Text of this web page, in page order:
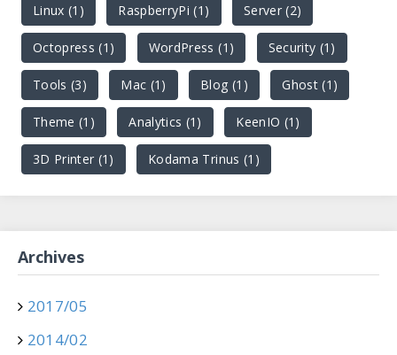
Linux (1) RaspberryPi (1) Server (2)
Octopress (1) WordPress (1) Security (1)
Tools (3) Mac (1) Blog (1) Ghost (1)
Theme (1) Analytics (1) KeenIO (1)
3D Printer (1) Kodama Trinus (1)
Archives
2017/05
2014/02